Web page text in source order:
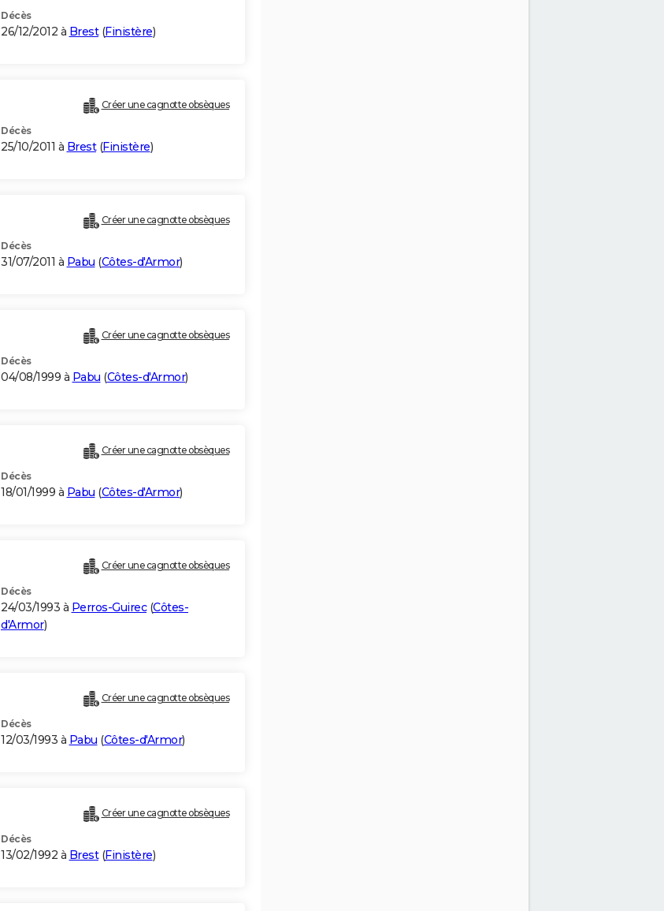
Décès
26/12/2012 à Brest(Finistère)
Créer une cagnotte obsèques
Décès
25/10/2011 à Brest(Finistère)
Créer une cagnotte obsèques
Décès
31/07/2011 à Pabu (Côtes-d'Armor)
Créer une cagnotte obsèques
Décès
04/08/1999 à Pabu (Côtes-d'Armor)
Créer une cagnotte obsèques
Décès
18/01/1999 à Pabu (Côtes-d'Armor)
Créer une cagnotte obsèques
Décès
24/03/1993 à Perros-Guirec(Côtes-
d'Armor)
Créer une cagnotte obsèques
Décès
12/03/1993 à Pabu (Côtes-d'Armor)
Créer une cagnotte obsèques
Décès
13/02/1992 à Brest(Finistère)